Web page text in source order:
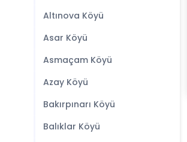
Altınova Köyü
Asar Köyü
Asmaçam Köyü
Azay Köyü
Bakırpınarı Köyü
Balıklar Köyü